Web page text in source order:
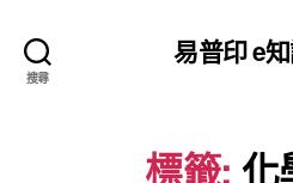
搜尋
易普印 e
標籤: 化